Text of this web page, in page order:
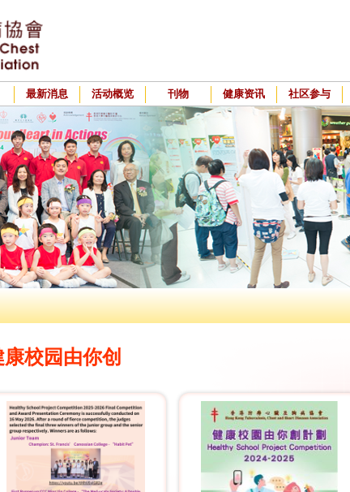
最新消息 活动概览 刊物 健康资讯 社区参与
康校园由你创